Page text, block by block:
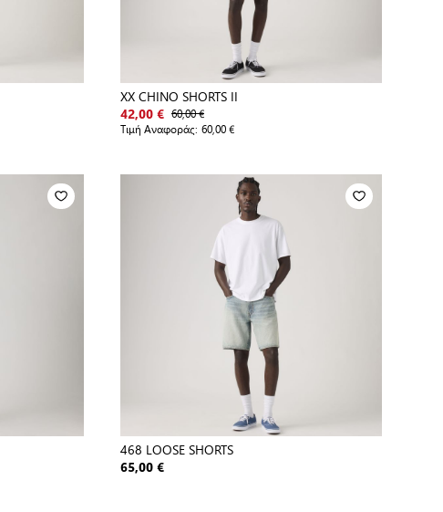
XX CHINO SHORTS II
42,00 € 60,00 €
Τιμή Αναφοράς: 60,00 €
468 LOOSE SHORTS
65,00 €